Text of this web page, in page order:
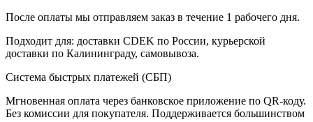
После оплаты мы отправляем заказ в течение 1 рабочего дня.
Подходит для: доставки CDEK по России, курьерской
доставки по Калининграду, самовывоза.
Система быстрых платежей (СБП)
Мгновенная оплата через банковское приложение по QR-коду.
Без комиссии для покупателя. Поддерживается большинством